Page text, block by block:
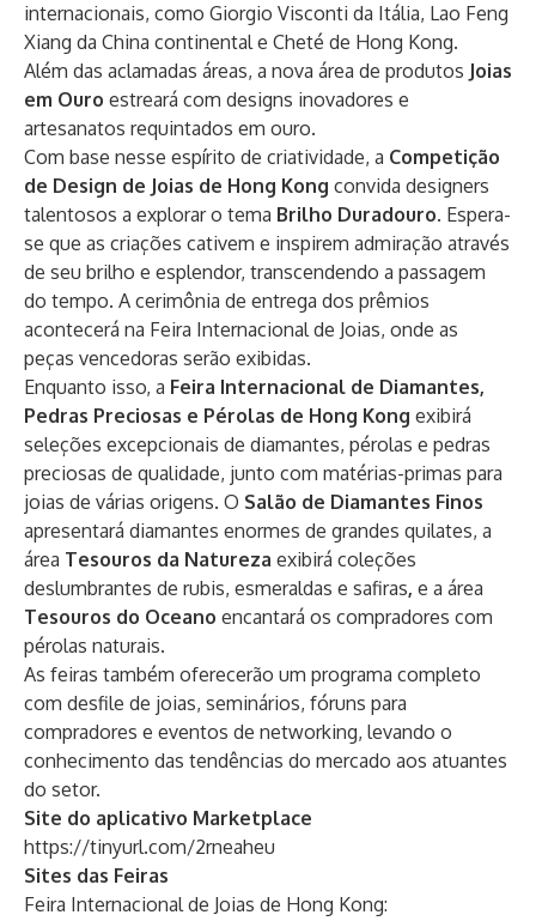
internacionais, como Giorgio Visconti da Itália, Lao Feng
Xiang da China continental e Cheté de Hong Kong.
Além das aclamadas áreas, a nova área de produtos Joias
em Ouro estreará com designs inovadores e
artesanatos requintados em ouro.
Com base nesse espírito de criatividade, a Competição
de Design de Joias de Hong Kong convida designers
talentosos a explorar o tema Brilho Duradouro. Espera-
se que as criações cativem e inspirem admiração através
de seu brilho e esplendor, transcendendo a passagem
do tempo. A cerimônia de entrega dos prêmios
acontecerá na Feira Internacional de Joias, onde as
peças vencedoras serão exibidas.
Enquanto isso, a Feira Internacional de Diamantes,
Pedras Preciosas e Pérolas de Hong Kong exibirá
seleções excepcionais de diamantes, pérolas e pedras
preciosas de qualidade, junto com matérias-primas para
joias de várias origens. O Salão de Diamantes Finos
apresentará diamantes enormes de grandes quilates, a
área Tesouros da Natureza exibirá coleções
deslumbrantes de rubis, esmeraldas e safiras, e a área
Tesouros do Oceano encantará os compradores com
pérolas naturais.
As feiras também oferecerão um programa completo
com desfile de joias, seminários, fóruns para
compradores e eventos de networking, levando o
conhecimento das tendências do mercado aos atuantes
do setor.
Site do aplicativo Marketplace
https://tinyurl.com/2rneaheu
Sites das Feiras
Feira Internacional de Joias de Hong Kong: